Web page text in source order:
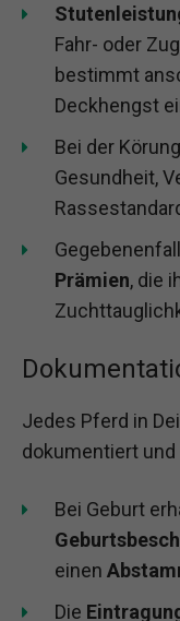
Fahr- oder
bestimmt
Deckhengst
Bei der
Gesundheit,
Prämien, die
Jedes Pferd in
dokumentiert
Bei Geburt
einen
Die